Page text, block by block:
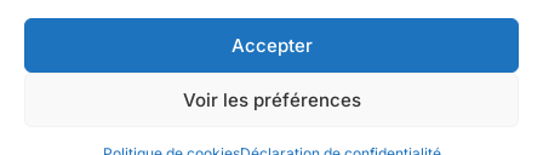
Accepter
Voir les préférences